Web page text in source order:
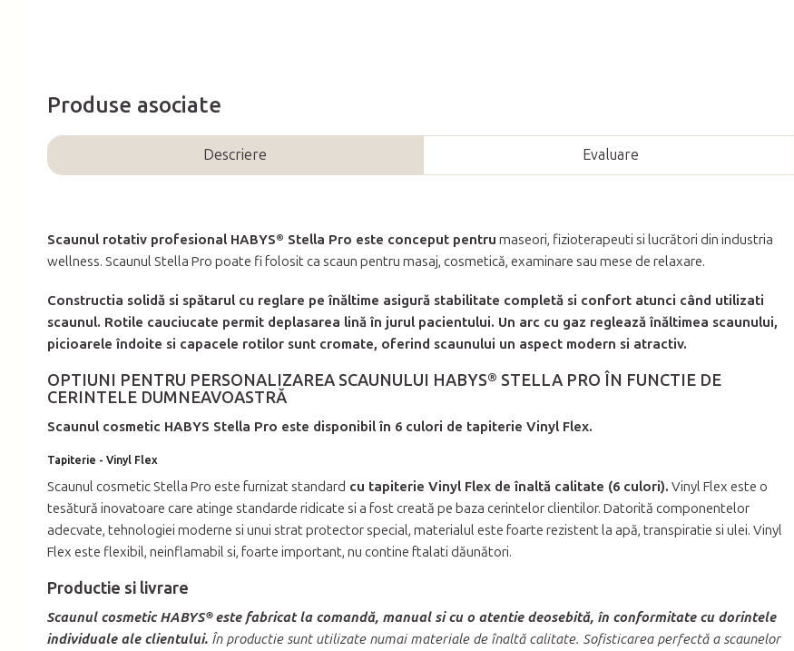
Produse asociate
Descriere Evaluare
Scaunul rotativ profesional HABYS® Stella Pro este conceput pentru maseori, fizioterapeuti si lucrători din industria
wellness. Scaunul Stella Pro poate fi folosit ca scaun pentru masaj, cosmetică, examinare sau mese de relaxare.
Constructia solidă si spătarul cu reglare pe înăltime asigură stabilitate completă si confort atunci când utilizati
scaunul. Rotile cauciucate permit deplasarea lină în jurul pacientului. Un arc cu gaz reglează înăltimea scaunului,
picioarele îndoite si capacele rotilor sunt cromate, oferind scaunului un aspect modern si atractiv.
OPTIUNI PENTRU PERSONALIZAREA SCAUNULUI HABYS® STELLA PRO ÎN FUNCTIE DE
CERINTELE DUMNEAVOASTRĂ
Scaunul cosmetic HABYS Stella Pro este disponibil în 6 culori de tapiterie Vinyl Flex.
Tapiterie - Vinyl Flex
Scaunul cosmetic Stella Pro este furnizat standard cu tapiterie Vinyl Flex de înaltă calitate (6 culori). Vinyl Flex este o
tesătură inovatoare care atinge standarde ridicate si a fost creată pe baza cerintelor clientilor. Datorită componentelor
adecvate, tehnologiei moderne si unui strat protector special, materialul este foarte rezistent la apă, transpiratie si ulei. Vinyl
Flex este flexibil, neinflamabil si, foarte important, nu contine ftalati dăunători.
Productie si livrare
Scaunul cosmetic HABYS® este fabricat la comandă, manual si cu o atentie deosebită, în conformitate cu dorintele
individuale ale clientului. În productie sunt utilizate numai materiale de înaltă calitate. Sofisticarea perfectă a scaunelor